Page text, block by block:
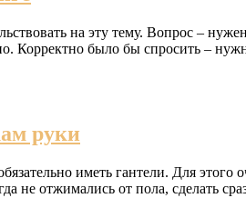
на эту тему. Вопрос –
Корректно было бы спросить –
руки
иметь гантели. Для этого
не отжимались от пола, сделать